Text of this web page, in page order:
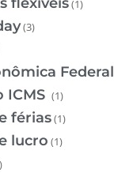
(1)
(3)
Federal
ICMS (1)
férias(1)
lucro (1)